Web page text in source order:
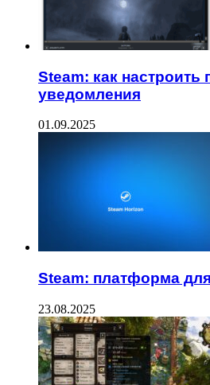
Steam: как
уведомления
01.09.2025
Steam: платформа
23.08.2025